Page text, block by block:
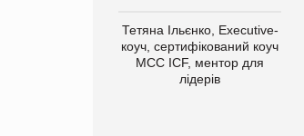
Тетяна Ільєнко, Executive-
коуч, сертифікований коуч
МСС ICF, ментор для
лідерів